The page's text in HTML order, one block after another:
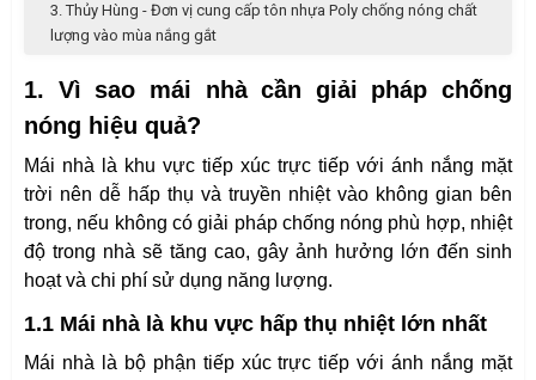
3. Thủy Hùng - Đơn vị cung cấp tôn nhựa Poly chống nóng chất
lượng vào mùa nắng gắt
1. Vì sao mái nhà cần giải pháp chống
nóng hiệu quả?
Mái nhà là khu vực tiếp xúc trực tiếp với ánh nắng mặt
trời nên dễ hấp thụ và truyền nhiệt vào không gian bên
trong, nếu không có giải pháp chống nóng phù hợp, nhiệt
độ trong nhà sẽ tăng cao, gây ảnh hưởng lớn đến sinh
hoạt và chi phí sử dụng năng lượng.
1.1 Mái nhà là khu vực hấp thụ nhiệt lớn nhất
Mái nhà là bộ phận tiếp xúc trực tiếp với ánh nắng mặt